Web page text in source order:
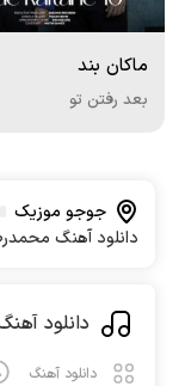
ماکان بند
بعد رفتن تو
جوجو موزیک
دانلود آهنگ
دانلود
دانلود آهنگ